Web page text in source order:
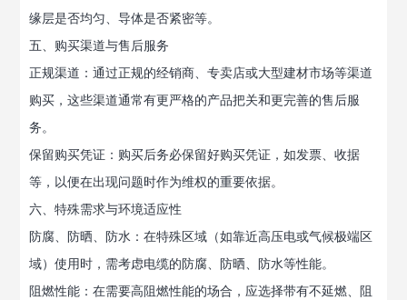
缘层是否均匀、导体是否紧密等。
五、购买渠道与售后服务
正规渠道：通过正规的经销商、专卖店或大型建材市场等渠道
购买，这些渠道通常有更严格的产品把关和更完善的售后服
务。
保留购买凭证：购买后务必保留好购买凭证，如发票、收据
等，以便在出现问题时作为维权的重要依据。
六、特殊需求与环境适应性
防腐、防晒、防水：在特殊区域（如靠近高压电或气候极端区
域）使用时，需考虑电缆的防腐、防晒、防水等性能。
阻燃性能：在需要高阻燃性能的场合，应选择带有不延燃、阻